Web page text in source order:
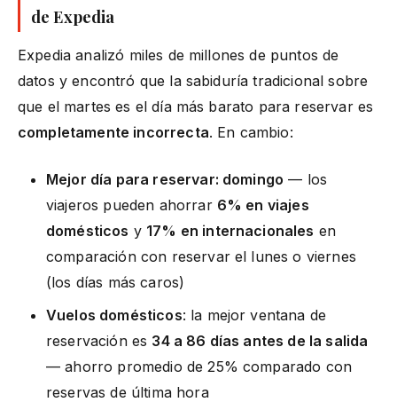
de Expedia
Expedia analizó miles de millones de puntos de
datos y encontró que la sabiduría tradicional sobre
que el martes es el día más barato para reservar es
completamente incorrecta. En cambio:
Mejor día para reservar: domingo — los
viajeros pueden ahorrar 6% en viajes
domésticos y 17% en internacionales en
comparación con reservar el lunes o viernes
(los días más caros)
Vuelos domésticos: la mejor ventana de
reservación es 34 a 86 días antes de la salida
— ahorro promedio de 25% comparado con
reservas de última hora